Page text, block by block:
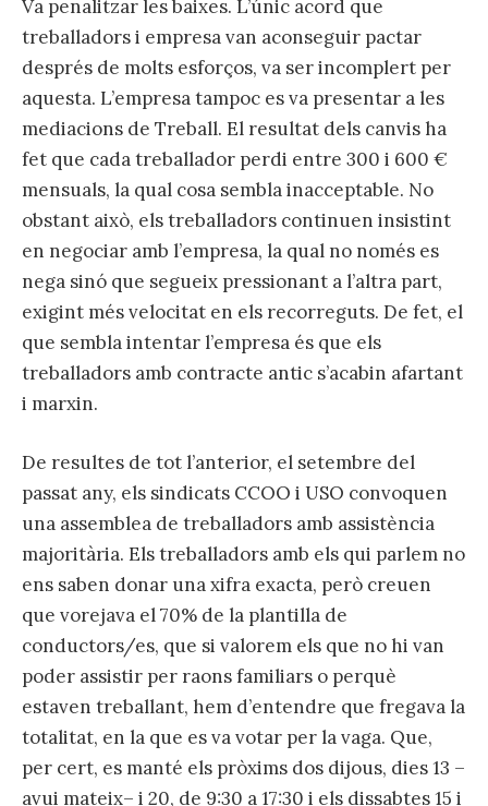
Va penalitzar les baixes. L’únic acord que
treballadors i empresa van aconseguir pactar
després de molts esforços, va ser incomplert per
aquesta. L’empresa tampoc es va presentar a les
mediacions de Treball. El resultat dels canvis ha
fet que cada treballador perdi entre 300 i 600 €
mensuals, la qual cosa sembla inacceptable. No
obstant això, els treballadors continuen insistint
en negociar amb l’empresa, la qual no només es
nega sinó que segueix pressionant a l’altra part,
exigint més velocitat en els recorreguts. De fet, el
que sembla intentar l’empresa és que els
treballadors amb contracte antic s’acabin afartant
i marxin.
De resultes de tot l’anterior, el setembre del
passat any, els sindicats CCOO i USO convoquen
una assemblea de treballadors amb assistència
majoritària. Els treballadors amb els qui parlem no
ens saben donar una xifra exacta, però creuen
que vorejava el 70% de la plantilla de
conductors/es, que si valorem els que no hi van
poder assistir per raons familiars o perquè
estaven treballant, hem d’entendre que fregava la
totalitat, en la que es va votar per la vaga. Que,
per cert, es manté els pròxims dos dijous, dies 13 –
avui mateix– i 20, de 9:30 a 17:30 i els dissabtes 15 i